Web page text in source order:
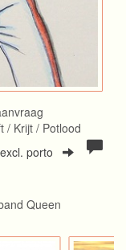
/ Krijt / Potlood
porto
Queen